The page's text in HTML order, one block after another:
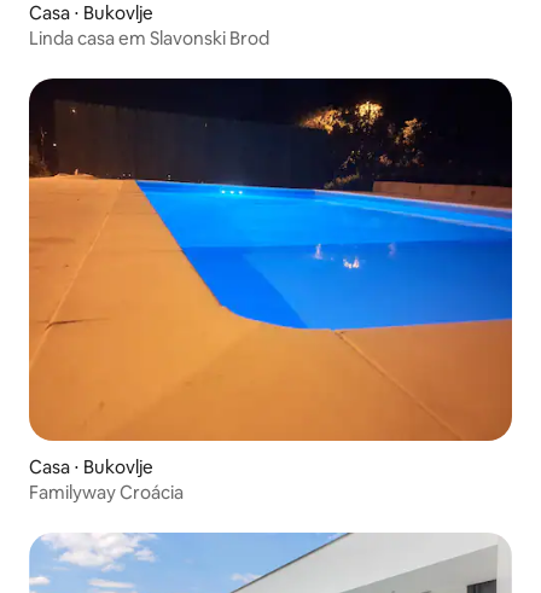
Casa ⋅ Bukovlje
Linda casa em Slavonski Brod
Casa ⋅ Bukovlje
Familyway Croácia